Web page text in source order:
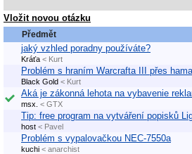
Vložit novou otázku
Předmět
jaký vzhled poradny používáte?
Kráťa < Kurt
Problém s hraním Warcrafta III přes
Black Gold < Kurt
Aká je zákonná lehota na vybavenie
msx. < GTX
Tip: free program na vytváření popisků
host < Pavel
Problém s vypalovačkou NEC-7550a
kuchi < anarchist